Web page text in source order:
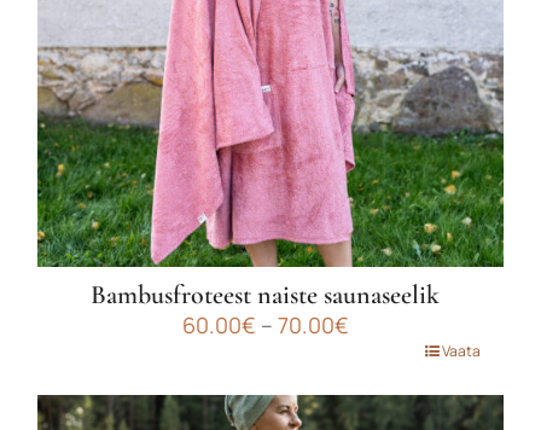
Bambusfroteest naiste saunaseelik
60.00€ – 70.00€Hinnavahemik:
70.00€
on
Vaata